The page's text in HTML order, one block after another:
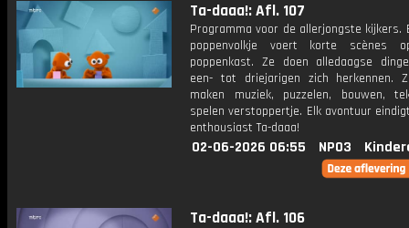
Ta-daaa!: Afl. 107
Programma voor de allerjongste kijkers.
poppenvolkje voert korte scènes
poppenkast. Ze doen alledaagse
een- tot driejarigen zich herkennen.
maken muziek, puzzelen, bouwen,
spelen verstoppertje. Elk avontuur
enthousiast Ta-daaa!
02-06-2026 06:55 NPO3
Ta-daaa!: Afl. 106